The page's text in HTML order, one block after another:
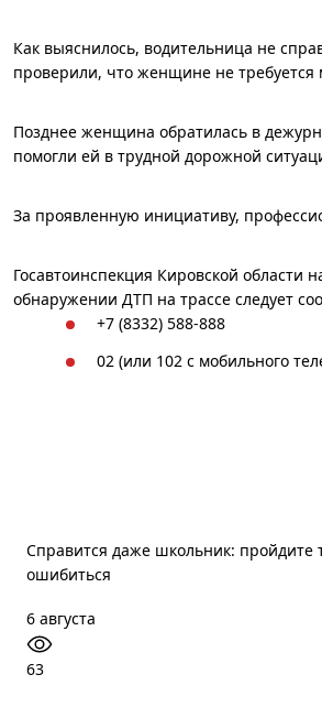
Как выяснилось, водительница не
проверили, что женщине не
Позднее женщина обратилась в
помогли ей в трудной дорожной
За проявленную инициативу,
Госавтоинспекция Кировской
обнаружении ДТП на трассе следует
+7 (8332) 588-888
02 (или 102 с мобильного
Справится даже школьник: пройдите
ошибиться
6 августа
63